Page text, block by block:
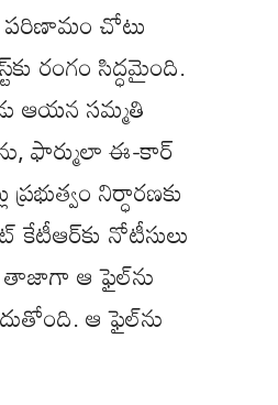
చోటు
రంగం సిద్ధమైంది.
ఆయన సమ్మతి
ఫార్ములా ఈ-కార్
నిర్ధారణకు
నోటీసులు
తాజాగా ఆ ఫైల్‌ను
ఆ ఫైల్‌ను